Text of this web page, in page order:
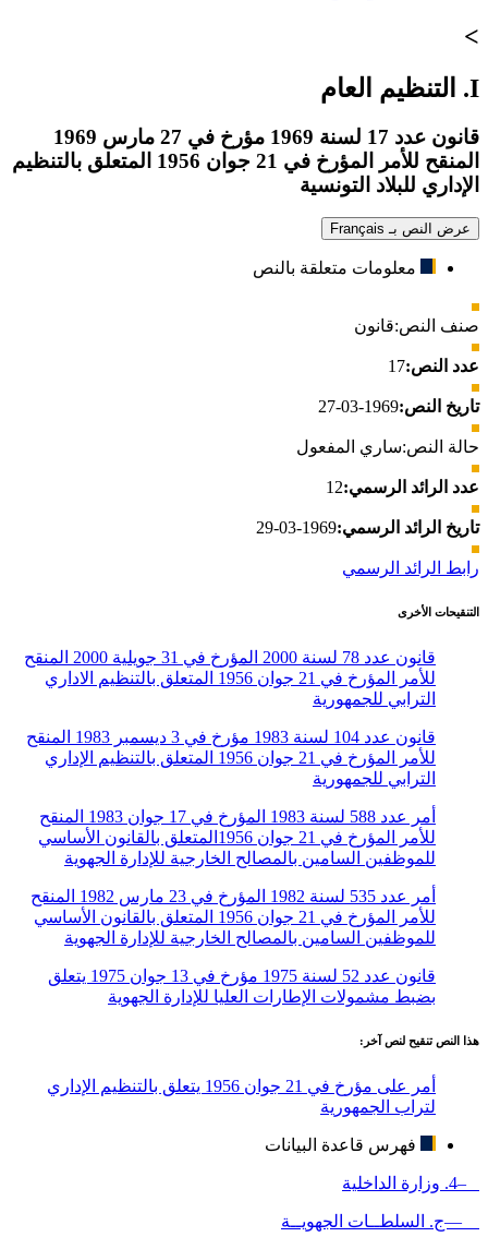
>
I. التنظيم العام
قانون عدد 17 لسنة 1969 مؤرخ في 27 مارس 1969
المنقح للأمر المؤرخ في 21 جوان 1956 المتعلق بالتنظيم
الإداري للبلاد التونسية
عرض النص بـ Français
معلومات متعلقة بالنص
صنف النص:قانون
عدد النص:17
تاريخ النص:1969-03-27
حالة النص:ساري المفعول
عدد الرائد الرسمي:12
تاريخ الرائد الرسمي:1969-03-29
رابط الرائد الرسمي
التنقيحات الأخرى
قانون عدد 78 لسنة 2000 المؤرخ في 31 جويلية 2000 المنقح
للأمر المؤرخ في 21 جوان 1956 المتعلق بالتنظيم الاداري
الترابي للجمهورية
قانون عدد 104 لسنة 1983 مؤرخ في 3 ديسمبر 1983 المنقح
للأمر المؤرخ في 21 جوان 1956 المتعلق بالتنظيم الإداري
الترابي للجمهورية
أمر عدد 588 لسنة 1983 المؤرخ في 17 جوان 1983 المنقح
للأمر المؤرخ في 21 جوان 1956المتعلق بالقانون الأساسي
للموظفين السامين بالمصالح الخارجية للإدارة الجهوية
أمر عدد 535 لسنة 1982 المؤرخ في 23 مارس 1982 المنقح
للأمر المؤرخ في 21 جوان 1956 المتعلق بالقانون الأساسي
للموظفين السامين بالمصالح الخارجية للإدارة الجهوية
قانون عدد 52 لسنة 1975 مؤرخ في 13 جوان 1975 يتعلق
بضبط مشمولات الإطارات العليا للإدارة الجهوية
هذا النص تنقيح لنص آخر:
أمر على مؤرخ في 21 جوان 1956 يتعلق بالتنظيم الإداري
لتراب الجمهورية
فهرس قاعدة البيانات
–4. وزارة الداخلية
—ج. السلطــات الجهويــة